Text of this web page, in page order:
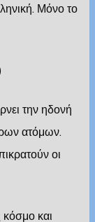
Μόνο το
την ηδονή
ατόμων.
οι
κόσμο και